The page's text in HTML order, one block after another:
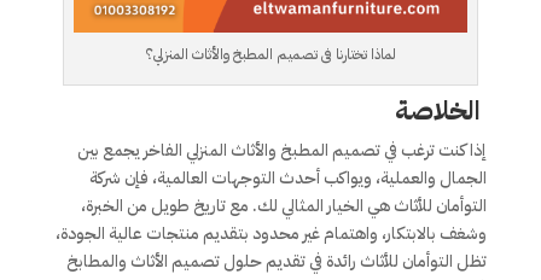
لماذا تختارنا فى تصميم المطبخ والأثاث المنزلي؟
الخلاصة
إذا كنت ترغب في تصميم المطبخ والأثاث المنزلي الفاخر يجمع بين
الجمال والعملية، ويواكب أحدث التوجهات العالمية، فإن شركة
التوأمان للأثاث هي الخيار المثالي لك. مع تاريخ طويل من الخبرة،
وشغف بالابتكار، واهتمام غير محدود بتقديم منتجات عالية الجودة،
تظل التوأمان للأثاث رائدة في تقديم حلول تصميم الأثاث والمطابخ